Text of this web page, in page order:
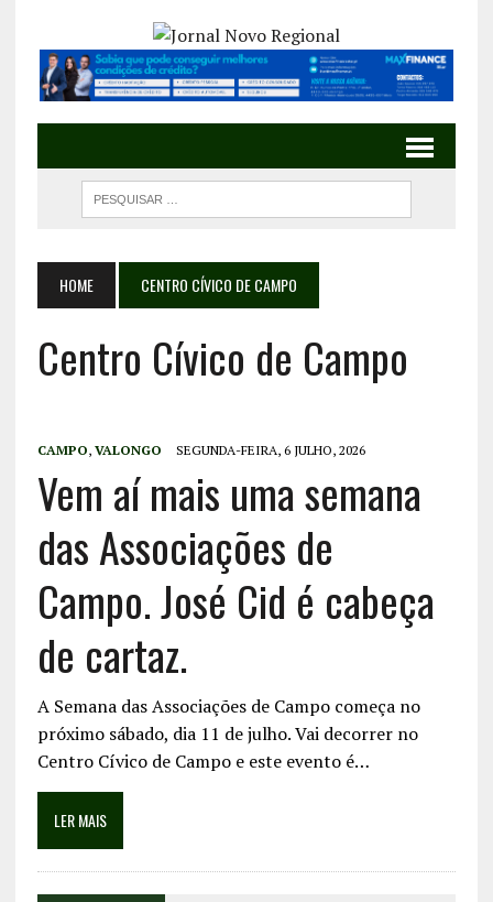
HOME CENTRO CÍVICO DE CAMPO
Centro Cívico de Campo
CAMPO, VALONGO SEGUNDA-FEIRA, 6 JULHO, 2026
Vem aí mais uma semana
das Associações de
Campo. José Cid é cabeça
de cartaz.
A Semana das Associações de Campo começa no
próximo sábado, dia 11 de julho. Vai decorrer no
Centro Cívico de Campo e este evento é…
LER MAIS